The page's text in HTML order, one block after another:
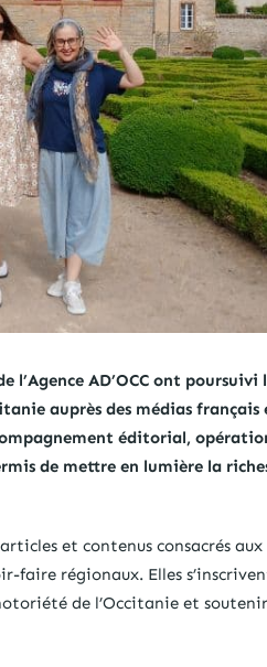
l’Agence AD’OCC ont poursuivi
auprès des médias français
éditorial,
de mettre en lumière la
et contenus consacrés aux
faire régionaux. Elles
de l’Occitanie et